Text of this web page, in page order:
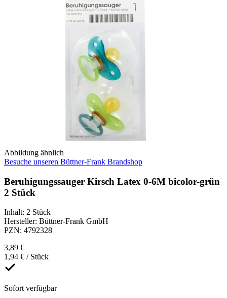
Abbildung ähnlich
Besuche unseren Büttner-Frank Brandshop
Beruhigungssauger Kirsch Latex 0-6M bicolor-grün
2 Stück
Inhalt: 2 Stück
Hersteller: Büttner-Frank GmbH
PZN: 4792328
3,89 €
1,94 € / Stück
Sofort verfügbar